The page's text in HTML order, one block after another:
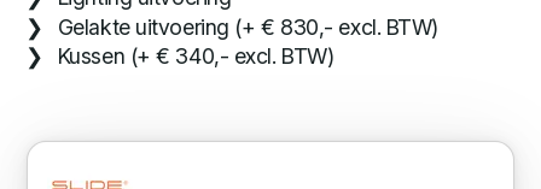
Gelakte uitvoering (+ € 830,- excl. BTW)
Kussen (+ € 340,- excl. BTW)